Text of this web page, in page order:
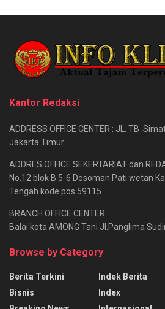
Kantor Redaksi
ADDRESS OFFICE CENTER : JL. TB
Jakarta Timur
ADDRES OFFICE SEKERTARIAT dan
No.12 blok B 5-6 Dosoman Pati wetan
Tengah kode pos 59115
BRANCH OFFICE CENTER
Balai kota AMONG Tani Jl.Panglima
Browse by Category
Berita Terkini
Bisnis
Indek Berita
Index